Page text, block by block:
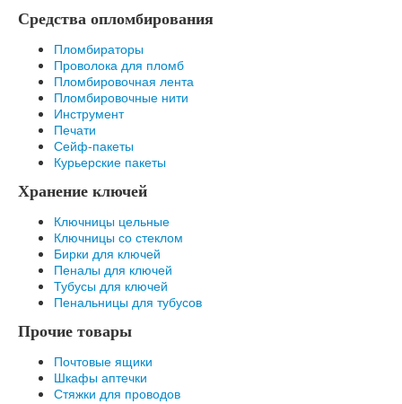
Средства опломбирования
Пломбираторы
Проволока для пломб
Пломбировочная лента
Пломбировочные нити
Инструмент
Печати
Сейф-пакеты
Курьерские пакеты
Хранение ключей
Ключницы цельные
Ключницы со стеклом
Бирки для ключей
Пеналы для ключей
Тубусы для ключей
Пенальницы для тубусов
Прочие товары
Почтовые ящики
Шкафы аптечки
Стяжки для проводов